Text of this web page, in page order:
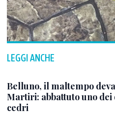
LEGGI ANCHE
Belluno, il maltempo
Martiri: abbattuto uno dei
cedri